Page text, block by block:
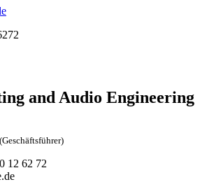
and Audio Engineering
(Geschäftsführer)
12 62 72